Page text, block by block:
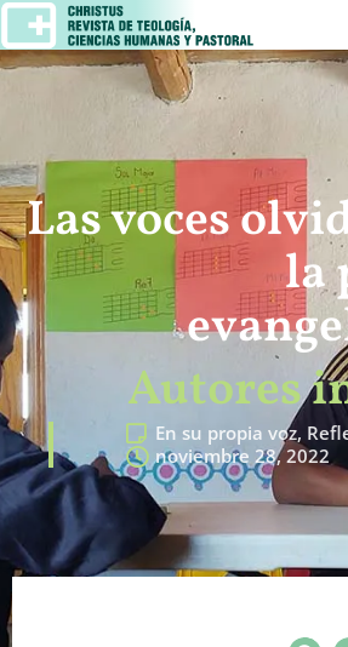
Las voces
la
Autores
En su propia voz,
noviembre 28, 2022